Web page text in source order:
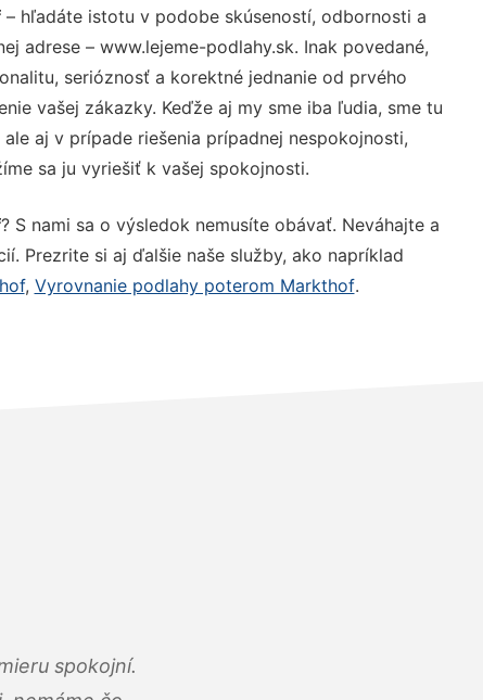
– hľadáte istotu v podobe skúseností, odbornosti a
adrese – www.lejeme-podlahy.sk. Inak povedané,
serióznosť a korektné jednanie od prvého
vašej zákazky. Keďže aj my sme iba ľudia, sme tu
aj v prípade riešenia prípadnej nespokojnosti,
sa ju vyriešiť k vašej spokojnosti.
? S nami sa o výsledok nemusíte obávať. Neváhajte a
Prezrite si aj ďalšie naše služby, ako napríklad
, Vyrovnanie podlahy poterom Markthof.
spokojní.